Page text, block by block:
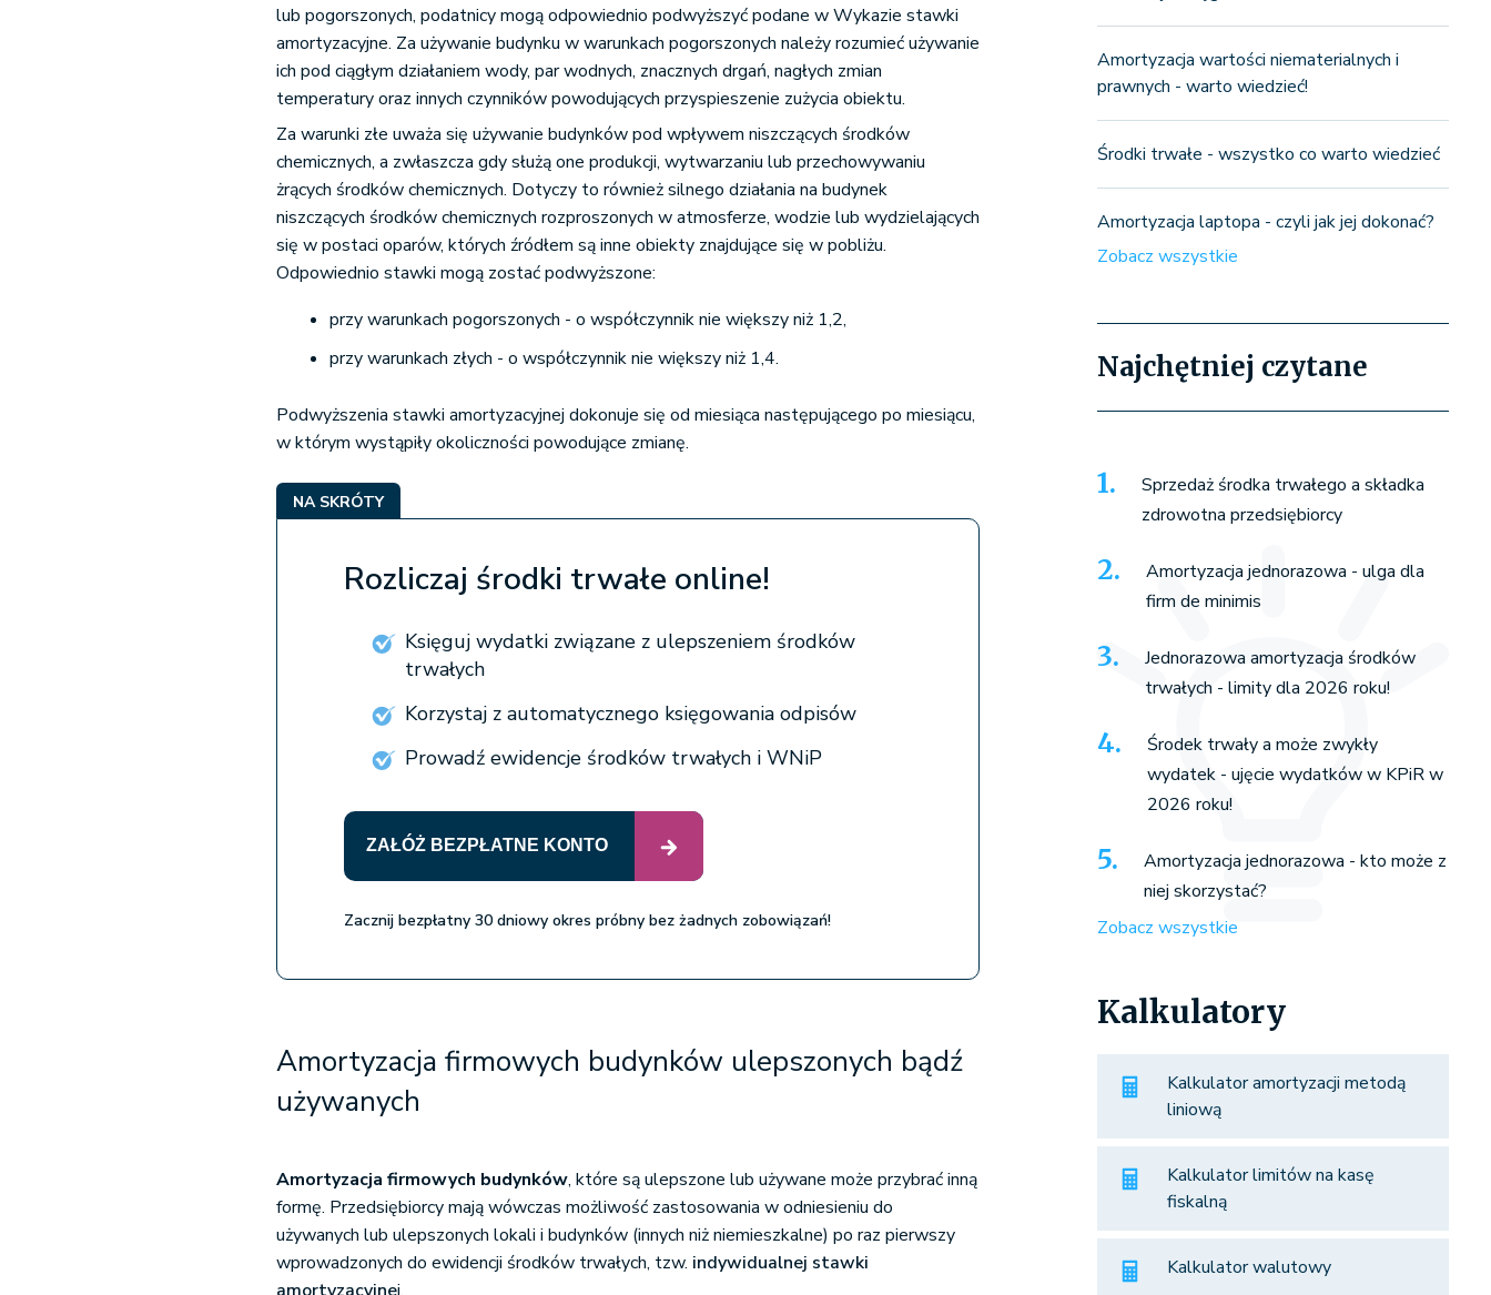
lub pogorszonych, podatnicy mogą odpowiednio podwyższyć podane w Wykazie stawki
amortyzacyjne. Za używanie budynku w warunkach pogorszonych należy rozumieć używanie
ich pod ciągłym działaniem wody, par wodnych, znacznych drgań, nagłych zmian
temperatury oraz innych czynników powodujących przyspieszenie zużycia obiektu.
Za warunki złe uważa się używanie budynków pod wpływem niszczących środków
chemicznych, a zwłaszcza gdy służą one produkcji, wytwarzaniu lub przechowywaniu
żrących środków chemicznych. Dotyczy to również silnego działania na budynek
niszczących środków chemicznych rozproszonych w atmosferze, wodzie lub wydzielających
się w postaci oparów, których źródłem są inne obiekty znajdujące się w pobliżu.
Odpowiednio stawki mogą zostać podwyższone:
przy warunkach pogorszonych - o współczynnik nie większy niż 1,2,
przy warunkach złych - o współczynnik nie większy niż 1,4.
Podwyższenia stawki amortyzacyjnej dokonuje się od miesiąca następującego po miesiącu,
w którym wystąpiły okoliczności powodujące zmianę.
NA SKRÓTY
Rozliczaj środki trwałe online!
Księguj wydatki związane z ulepszeniem środków
trwałych
Korzystaj z automatycznego księgowania odpisów
Prowadź ewidencje środków trwałych i WNiP
ZAŁÓŻ BEZPŁATNE KONTO
Zacznij bezpłatny 30 dniowy okres próbny bez żadnych zobowiązań!
Amortyzacja firmowych budynków ulepszonych bądź
używanych
Amortyzacja firmowych budynków, które są ulepszone lub używane może przybrać inną
formę. Przedsiębiorcy mają wówczas możliwość zastosowania w odniesieniu do
używanych lub ulepszonych lokali i budynków (innych niż niemieszkalne) po raz pierwszy
wprowadzonych do ewidencji środków trwałych, tzw. indywidualnej stawki
Amortyzacja wartości niematerialnych i
prawnych - warto wiedzieć!
Środki trwałe - wszystko co warto wiedzieć
Amortyzacja laptopa - czyli jak jej dokonać?
Zobacz wszystkie
Najchętniej czytane
Sprzedaż środka trwałego a składka
zdrowotna przedsiębiorcy
Amortyzacja jednorazowa - ulga dla
firm de minimis
Jednorazowa amortyzacja środków
trwałych - limity dla 2026 roku!
Środek trwały a może zwykły
wydatek - ujęcie wydatków w KPiR w
2026 roku!
Amortyzacja jednorazowa - kto może z
niej skorzystać?
Zobacz wszystkie
Kalkulatory
Kalkulator amortyzacji metodą
liniową
Kalkulator limitów na kasę
fiskalną
Kalkulator walutowy